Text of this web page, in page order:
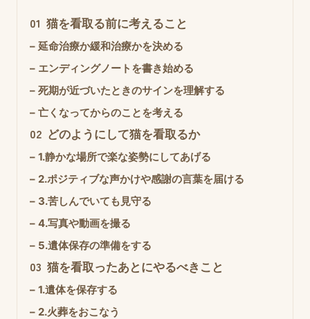
01 猫を看取る前に考えること
– 延命治療か緩和治療かを決める
– エンディングノートを書き始める
– 死期が近づいたときのサインを理解する
– 亡くなってからのことを考える
02 どのようにして猫を看取るか
– 1.静かな場所で楽な姿勢にしてあげる
– 2.ポジティブな声かけや感謝の言葉を届ける
– 3.苦しんでいても見守る
– 4.写真や動画を撮る
– 5.遺体保存の準備をする
03 猫を看取ったあとにやるべきこと
– 1.遺体を保存する
– 2.火葬をおこなう